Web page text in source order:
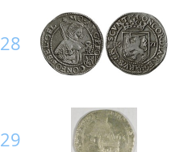
28
29